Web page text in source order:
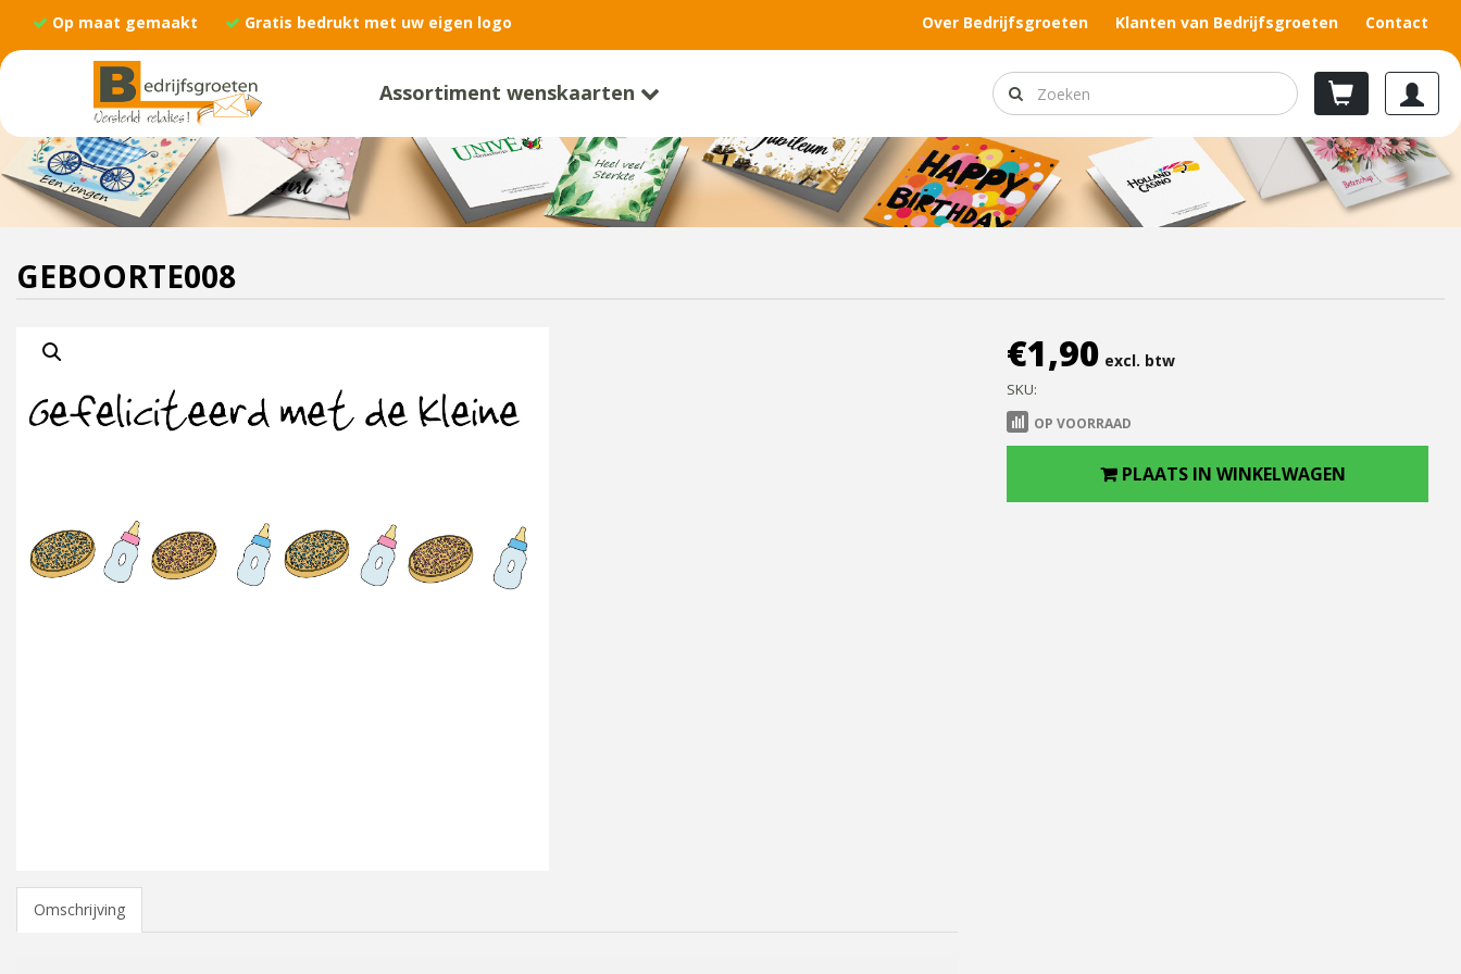
Op maat gemaakt Gratis bedrukt met uw eigen logo Contact
Klanten van Bedrijfsgroeten
Over Bedrijfsgroeten
Assortiment wenskaarten
GEBOORTE008
€1,90 excl. btw
SKU:
OP VOORRAAD
PLAATS IN WINKELWAGEN
Omschrijving